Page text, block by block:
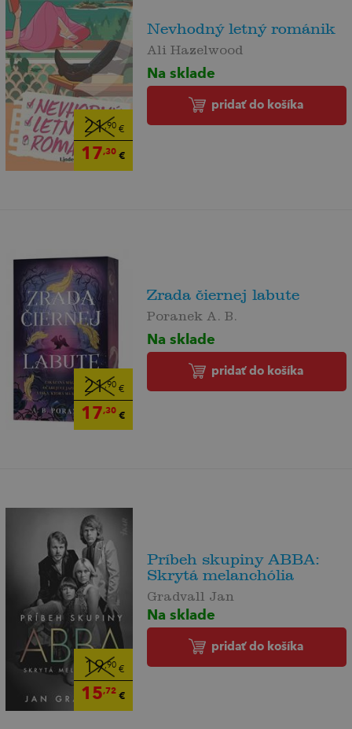
21,90€
17,30€
Nevhodný letný románik
Ali Hazelwood
Na sklade
pridať do košíka
21,90€
17,30€
Zrada čiernej labute
Poranek A. B.
Na sklade
pridať do košíka
19,90€
15,72€
Príbeh skupiny ABBA:
Skrytá melanchólia
Gradvall Jan
Na sklade
pridať do košíka